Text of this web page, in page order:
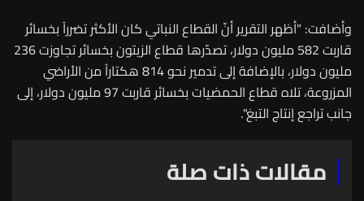
وأضافت: "أظهر التقرير أنّ القطاع النباتي كان الأكثر تضرراً بخسائر
قاربت 582 مليون دولار، تصدّرها قطاع الزيتون بخسائر تجاوزت 236
مليون دولار، بالإضافة إلى تدمير نحو 814 هكتاراً من الأراضي
المزروعة، تلاه قطاع الحمضيات بخسائر قاربت 97 مليون دولار، إلى
جانب تراجع إنتاج التبغ".
مقالات ذات صلة